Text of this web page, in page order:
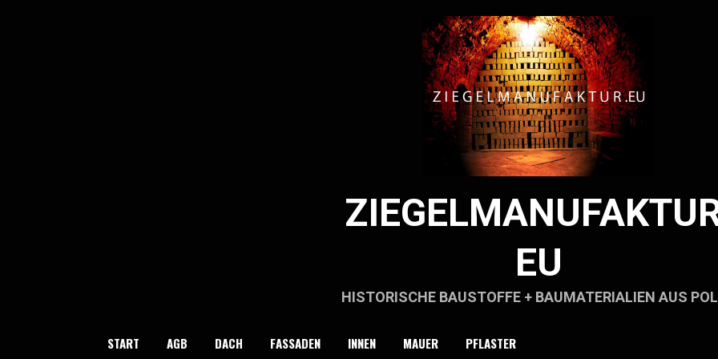
EU
HISTORISCHE BAUSTOFFE + BAUMATERIALIEN AUS
START AGB DACH FASSADEN INNEN MAUER PFLASTER